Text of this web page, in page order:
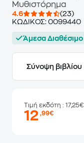
Μυθιστόρημα
4.6
(23)
ΚΩΔΙΚΟΣ: 0099440
Άμεσα Διαθέσιμο
Σύνοψη βιβλίου
Τιμή εκδότη : 17,25€
12,99€